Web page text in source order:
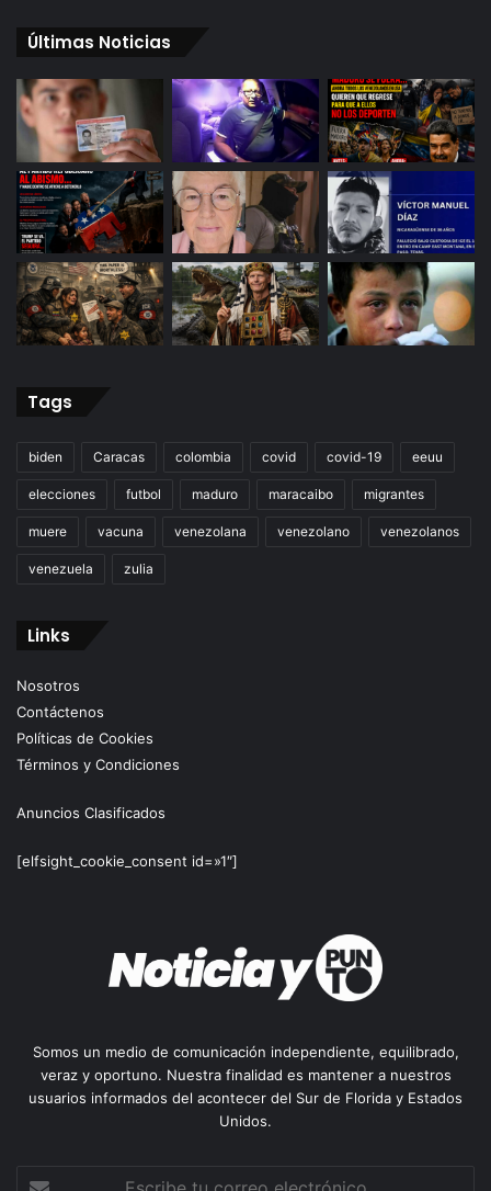
Últimas Noticias
Tags
biden Caracas colombia covid covid-19 eeuu
elecciones futbol maduro maracaibo migrantes
muere vacuna venezolana venezolano venezolanos
venezuela zulia
Links
Nosotros
Contáctenos
Políticas de Cookies
Términos y Condiciones
Anuncios Clasificados
[elfsight_cookie_consent id=»1″]
Somos un medio de comunicación independiente, equilibrado,
veraz y oportuno. Nuestra finalidad es mantener a nuestros
usuarios informados del acontecer del Sur de Florida y Estados
Unidos.